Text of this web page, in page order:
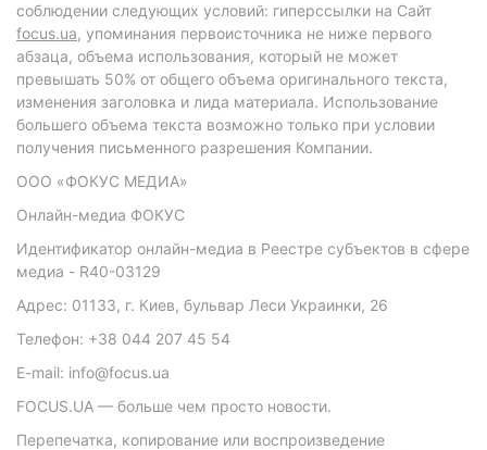
соблюдении следующих условий: гиперссылки на Сайт
focus.ua, упоминания первоисточника не ниже первого
абзаца, объема использования, который не может
превышать 50% от общего объема оригинального текста,
изменения заголовка и лида материала. Использование
большего объема текста возможно только при условии
получения письменного разрешения Компании.
ООО «ФОКУС МЕДИА»
Онлайн-медиа ФОКУС
Идентификатор онлайн-медиа в Реестре субъектов в сфере
медиа - R40-03129
Адрес: 01133, г. Киев, бульвар Леси Украинки, 26
Телефон: +38 044 207 45 54
E-mail: info@focus.ua
FOCUS.UA — больше чем просто новости.
Перепечатка, копирование или воспроизведение